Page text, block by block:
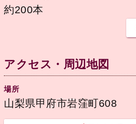
約200本
アクセス・周辺地図
場所
山梨県甲府市岩窪町608